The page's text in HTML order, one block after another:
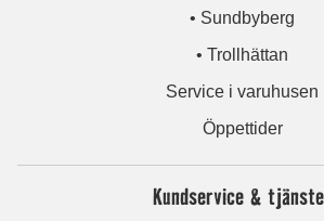
• Sundbyberg
• Trollhättan
Service i varuhusen
Öppettider
Kundservice &